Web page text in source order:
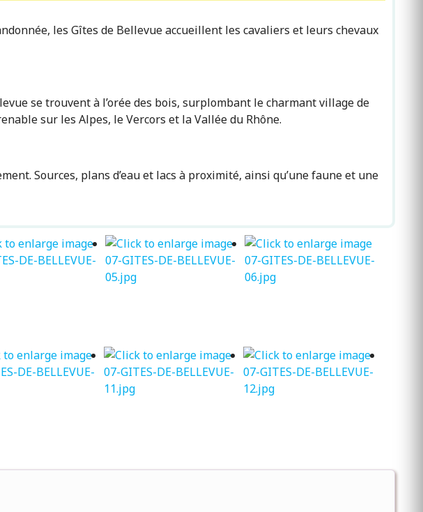
les Gîtes de Bellevue accueillent les cavaliers et leurs chevaux
se trouvent à l’orée des bois, surplombant le charmant village de
sur les Alpes, le Vercors et la Vallée du Rhône.
Sources, plans d’eau et lacs à proximité, ainsi qu’une faune et une